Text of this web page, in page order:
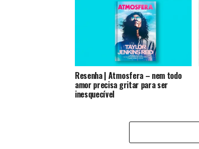
Resenha | Atmosfera – nem todo
amor precisa gritar para ser
inesquecível